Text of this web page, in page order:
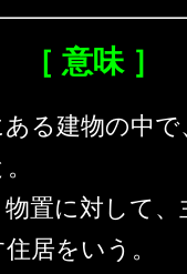
［ 意味 ］
る建物の中で
置に対して、
居をいう。